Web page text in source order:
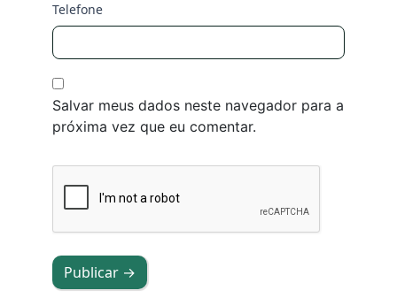
Telefone
Salvar meus dados neste navegador para a
próxima vez que eu comentar.
Publicar →